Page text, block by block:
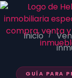
Inicio /
GUÍA PARA